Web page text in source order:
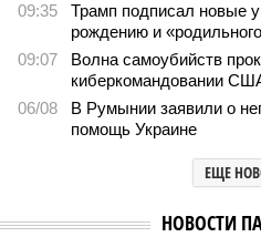
09:35
Трамп подписал новые
рождению и
09:07
Волна самоубийств
киберкомандовании
06/08
В Румынии заявили о
помощь Украине
ЕЩЕ
НОВОСТИ